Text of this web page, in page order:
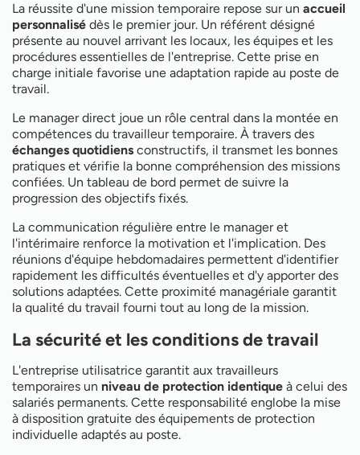
La réussite d'une mission temporaire repose sur un accueil
personnalisé dès le premier jour. Un référent désigné
présente au nouvel arrivant les locaux, les équipes et les
procédures essentielles de l'entreprise. Cette prise en
charge initiale favorise une adaptation rapide au poste de
travail.
Le manager direct joue un rôle central dans la montée en
compétences du travailleur temporaire. À travers des
échanges quotidiens constructifs, il transmet les bonnes
pratiques et vérifie la bonne compréhension des missions
confiées. Un tableau de bord permet de suivre la
progression des objectifs fixés.
La communication régulière entre le manager et
l'intérimaire renforce la motivation et l'implication. Des
réunions d'équipe hebdomadaires permettent d'identifier
rapidement les difficultés éventuelles et d'y apporter des
solutions adaptées. Cette proximité managériale garantit
la qualité du travail fourni tout au long de la mission.
La sécurité et les conditions de travail
L'entreprise utilisatrice garantit aux travailleurs
temporaires un niveau de protection identique à celui des
salariés permanents. Cette responsabilité englobe la mise
à disposition gratuite des équipements de protection
individuelle adaptés au poste.